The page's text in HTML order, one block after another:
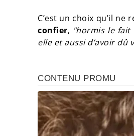
C’est un choix qu’il
confier, "hormis le fait
elle et aussi d’avoir